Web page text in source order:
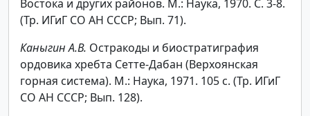
Востока и других районов. М.: Наука, 1970. С. 3-8.
(Тр. ИГиГ СО АН СССР; Вып. 71).
Каныгин А.В. Остракоды и биостратиграфия
ордовика хребта Сетте-Дабан (Верхоянская
горная система). М.: Наука, 1971. 105 с. (Тр. ИГиГ
СО АН СССР; Вып. 128).